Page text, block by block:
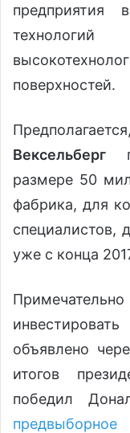
предприятия
поверхностей.
Вексельберг
размере 50
фабрика, для
специалистов,
уже с конца
объявлено
итогов
победил